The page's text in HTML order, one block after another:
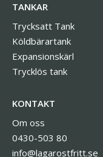
TANKAR
Trycksatt Tank
Köldbärartank
Expansionskärl
Trycklös tank
KONTAKT
Om oss
0430-503 80
info@lagarostfritt.se